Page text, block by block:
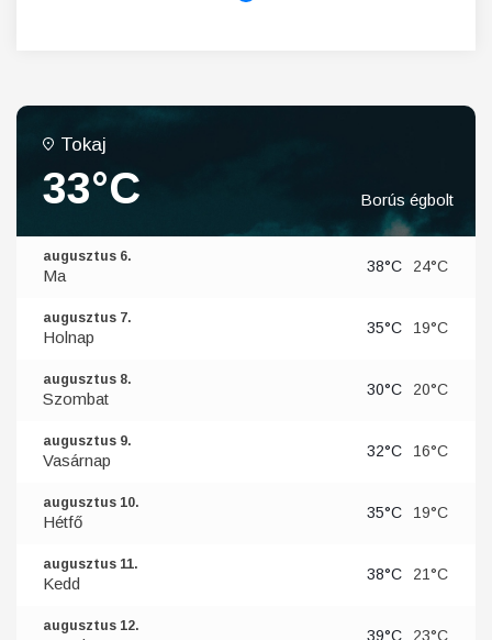
Tokaj
33°C Borús égbolt
augusztus 6.
Ma 38°C 24°C
augusztus 7.
Holnap 35°C 19°C
augusztus 8.
Szombat 30°C 20°C
augusztus 9.
Vasárnap 32°C 16°C
augusztus 10.
Hétfő 35°C 19°C
augusztus 11.
Kedd 38°C 21°C
augusztus 12.
39°C 23°C